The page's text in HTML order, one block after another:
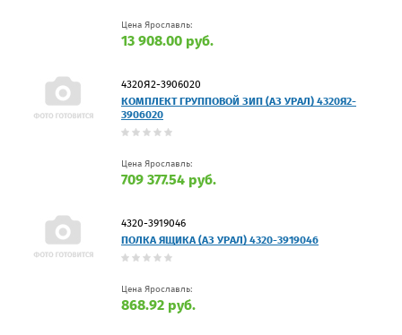
Цена Ярославль:
13 908.00 руб.
4320Я2-3906020
КОМПЛЕКТ ГРУППОВОЙ ЗИП (АЗ УРАЛ) 4320Я2-
3906020
Цена Ярославль:
709 377.54 руб.
4320-3919046
ПОЛКА ЯЩИКА (АЗ УРАЛ) 4320-3919046
Цена Ярославль:
868.92 руб.